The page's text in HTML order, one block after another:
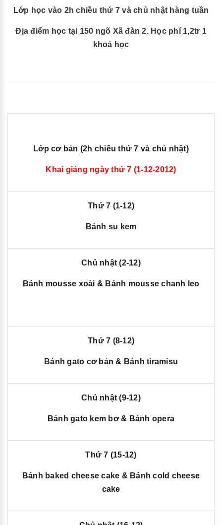
Lớp học vào 2h chiều thứ 7 và chủ nhật hàng tuần
Địa điểm học tại 150 ngõ Xã đàn 2. Học phí 1,2tr 1
khoá học
Lớp cơ bản (2h chiều thứ 7 và chủ nhật)
Khai giảng ngày thứ 7 (1-12-2012)
Thứ 7 (1-12)
Bánh su kem
Chủ nhật (2-12)
Bánh mousse xoài & Bánh mousse chanh leo
Thứ 7 (8-12)
Bánh gato cơ bản & Bánh tiramisu
Chủ nhật (9-12)
Bánh gato kem bơ & Bánh opera
Thứ 7 (15-12)
Bánh baked cheese cake & Bánh cold cheese
cake